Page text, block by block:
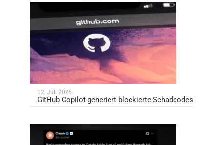
12. Juli 2026
GitHub Copilot generiert blockierte Schadcodes